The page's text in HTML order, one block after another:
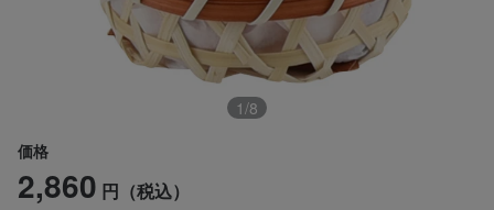
1/8
価格
2,860 円（税込）